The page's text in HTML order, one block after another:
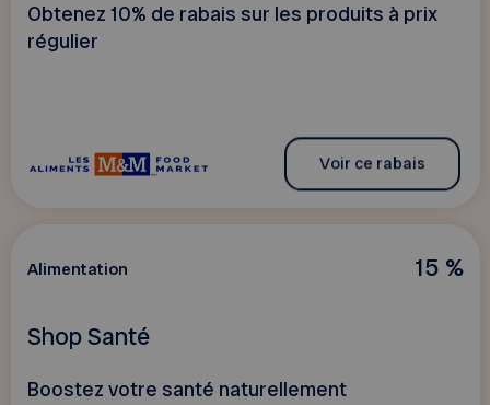
Obtenez 10% de rabais sur les produits à prix
régulier
Voir ce rabais
15 %
Alimentation
Shop Santé
Boostez votre santé naturellement